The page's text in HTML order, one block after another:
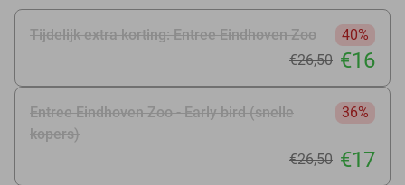
Tijdelijk extra korting: Entree Eindhoven Zoo
40%
€26,50 €16
Entree Eindhoven Zoo - Early bird (snelle
kopers)
36%
€26,50 €17